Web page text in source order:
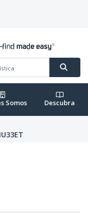
Somos Descubra